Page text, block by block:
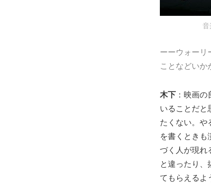
ーーウォーリ
ことなどいか
木下 ：映画
いることだと
たくない。や
を書くとき
づく人が現れ
と違ったり
てもらえるよ